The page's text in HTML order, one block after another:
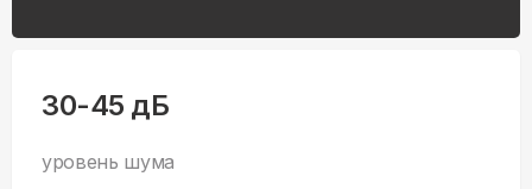
30-45 дБ
уровень шума